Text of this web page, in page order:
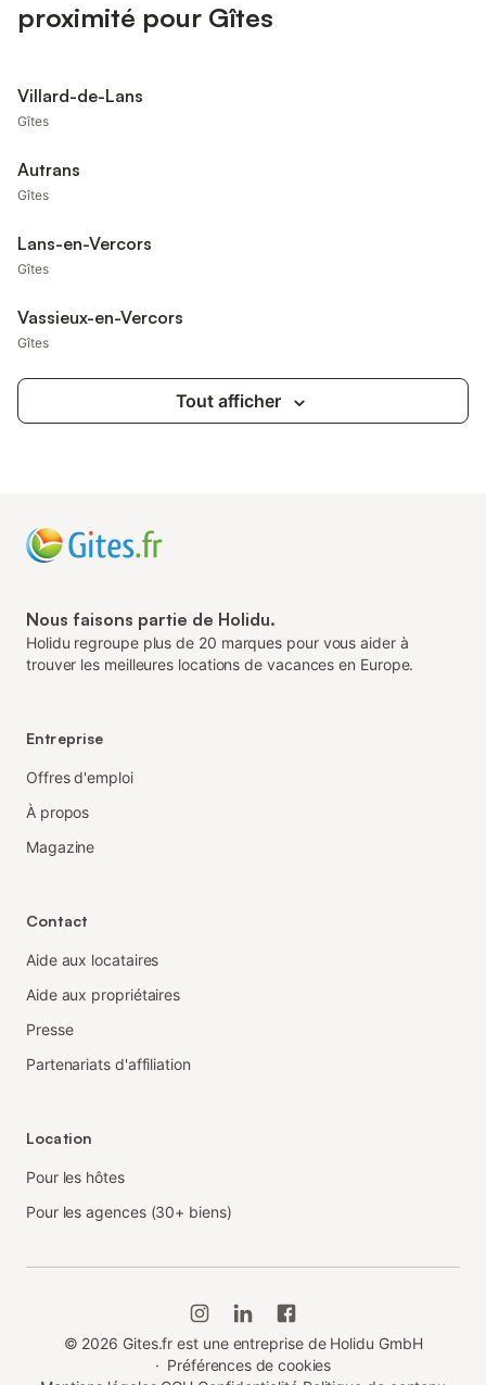
proximité pour Gîtes
Villard-de-Lans
Gîtes
Autrans
Gîtes
Lans-en-Vercors
Gîtes
Vassieux-en-Vercors
Gîtes
Tout afficher
Nous faisons partie de Holidu.
Holidu regroupe plus de 20 marques pour vous aider à
trouver les meilleures locations de vacances en Europe.
Entreprise
Offres d'emploi
À propos
Magazine
Contact
Aide aux locataires
Aide aux propriétaires
Presse
Partenariats d'affiliation
Location
Pour les hôtes
Pour les agences (30+ biens)
© 2026 Gites.fr est une entreprise de Holidu GmbH
· Préférences de cookies